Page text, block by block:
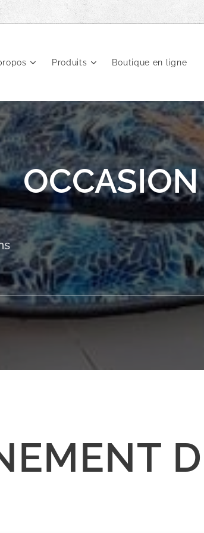
Produits Boutique en ligne
OCCASION